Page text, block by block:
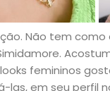
Não tem como
femininos
las, em seu perfil